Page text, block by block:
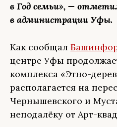
в Год семьи», —
в администрации Уфы.
Как сообщал
центре Уфы
комплекса «Этно-
располагается на
Чернышевского и
неподалёку от Арт-